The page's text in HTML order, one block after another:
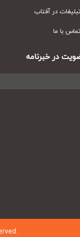
در آفتاب
با ما
در خبرنامه